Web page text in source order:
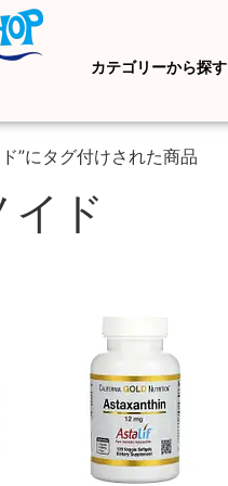
カテゴリーから探す
”にタグ付けされた商品
イド